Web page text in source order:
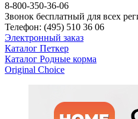
8-800-350-36-06
Звонок бесплатный для всех
Телефон: (495) 510 36 06
Электронный заказ
Каталог Петкер
Каталог Родные корма
Original Choice